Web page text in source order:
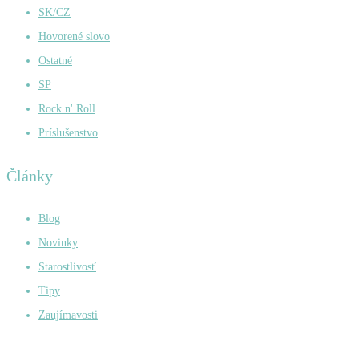
SK/CZ
Hovorené slovo
Ostatné
SP
Rock n' Roll
Príslušenstvo
Články
Blog
Novinky
Starostlivosť
Tipy
Zaujímavosti